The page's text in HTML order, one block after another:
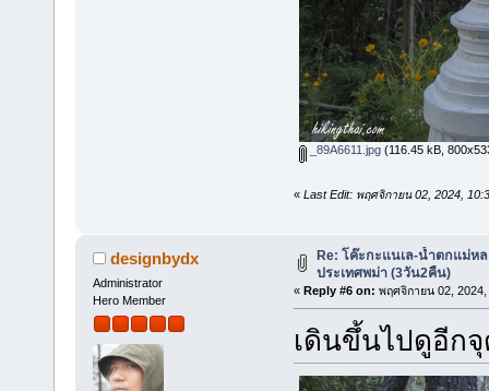
_89A6611.jpg(116.45 kB,
« Last Edit: พฤศจิกายน 02, 2024,
designbydx
Administrator
Hero Member
Re: โค๊ะกะแนเล-น้ำตกแม่หล
ประเทศพม่า (3วัน2คืน)
« Reply #6 on: พฤศจิกายน 02, 2024,
เดินขึ้นไปดูอีกจุ